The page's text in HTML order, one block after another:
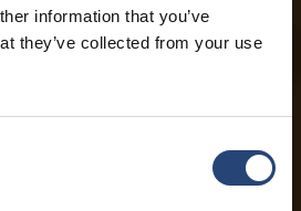
information that you’ve
they’ve collected from your use